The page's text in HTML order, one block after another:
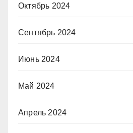
Октябрь 2024
Сентябрь 2024
Июнь 2024
Май 2024
Апрель 2024